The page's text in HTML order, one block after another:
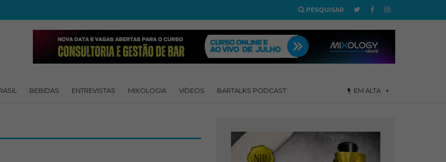
PESQUISAR
BEBIDAS ENTREVISTAS MIXOLOGIA VÍDEOS BARTALKS PODCAST EM ALTA